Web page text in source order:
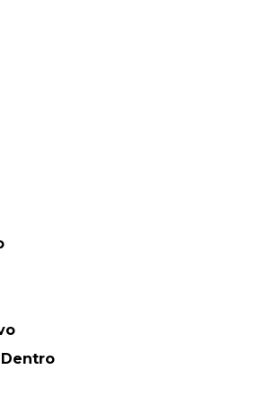
Dentro